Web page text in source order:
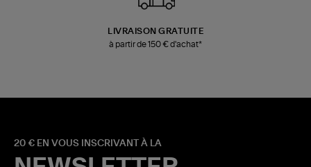
LIVRAISON GRATUITE
à partir de 150 € d'achat*
20 € EN VOUS INSCRIVANT À LA